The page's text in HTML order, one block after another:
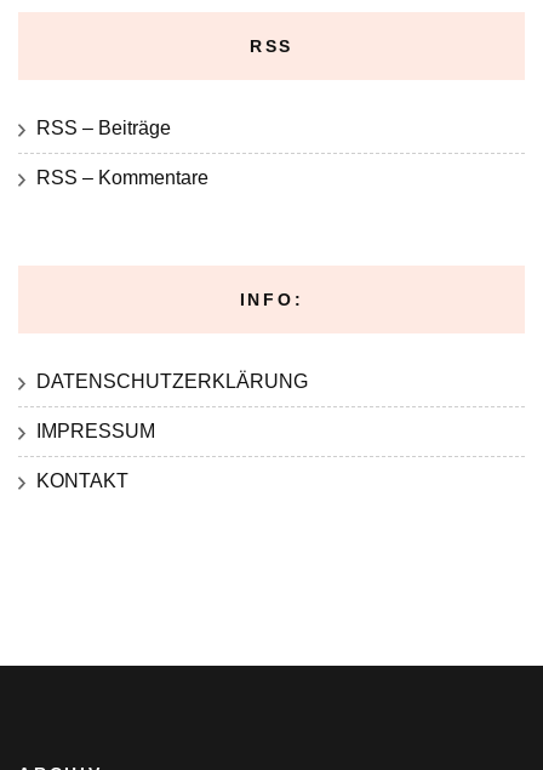
RSS
RSS – Beiträge
RSS – Kommentare
INFO:
DATENSCHUTZERKLÄRUNG
IMPRESSUM
KONTAKT